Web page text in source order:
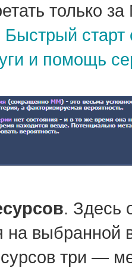
только
Быстрый
и помощь
. Здесь
на выбранной
три —